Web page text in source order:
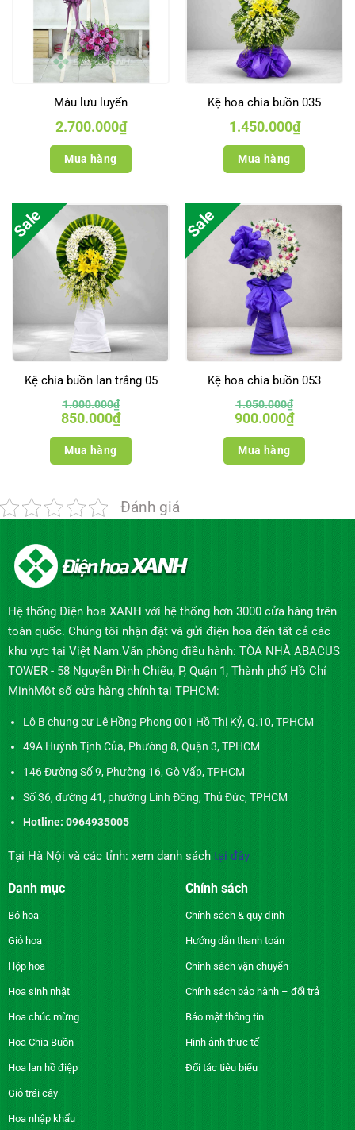
Màu lưu luyến
2.700.000₫
Mua hàng
Kệ hoa chia buồn 035
1.450.000₫
Mua hàng
Sale
Kệ chia buồn lan trắng 05
1.000.000₫
Giá
gốc
là:
1.000.000₫.
850.000₫Giá
hiện
tại
Mua hàng
Sale
Kệ hoa chia buồn 053
1.050.000₫
Giá
gốc
là:
1.050.000₫.
900.000₫Giá
hiện
tại
Mua hàng
Đánh giá
Hệ thống Điện hoa XANH với hệ thống hơn 3000 cửa hàng trên
toàn quốc. Chúng tôi nhận đặt và gửi điện hoa đến tất cả các
khu vực tại Việt Nam.Văn phòng điều hành: TÒA NHÀ ABACUS
TOWER - 58 Nguyễn Đình Chiểu, P, Quận 1, Thành phố Hồ Chí
MinhMột số cửa hàng chính tại TPHCM:
Lô B chung cư Lê Hồng Phong 001 Hồ Thị Kỷ, Q.10, TPHCM
49A Huỳnh Tịnh Của, Phường 8, Quận 3, TPHCM
146 Đường Số 9, Phường 16, Gò Vấp, TPHCM
Số 36, đường 41, phường Linh Đông, Thủ Đức, TPHCM
Hotline: 0964935005
Tại Hà Nội và các tỉnh: xem danh sách tại đây
Danh mục
Bó hoa
Giỏ hoa
Hộp hoa
Hoa sinh nhật
Hoa chúc mừng
Hoa Chia Buồn
Hoa lan hồ điệp
Giỏ trái cây
Hoa nhập khẩu
Chính sách
Chính sách & quy định
Hướng dẫn thanh toán
Chính sách vận chuyển
Chính sách bảo hành – đổi trả
Bảo mật thông tin
Hình ảnh thực tế
Đối tác tiêu biểu